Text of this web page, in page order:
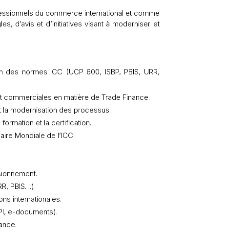
du commerce international et comme
d’avis et d’initiatives visant à moderniser et
normes ICC (UCP 600, ISBP, PBIS, URR,
commerciales en matière de Trade Finance.
la modernisation des processus.
et la certification.
Mondiale de l’ICC.
PBIS…).
internationales.
e-documents).